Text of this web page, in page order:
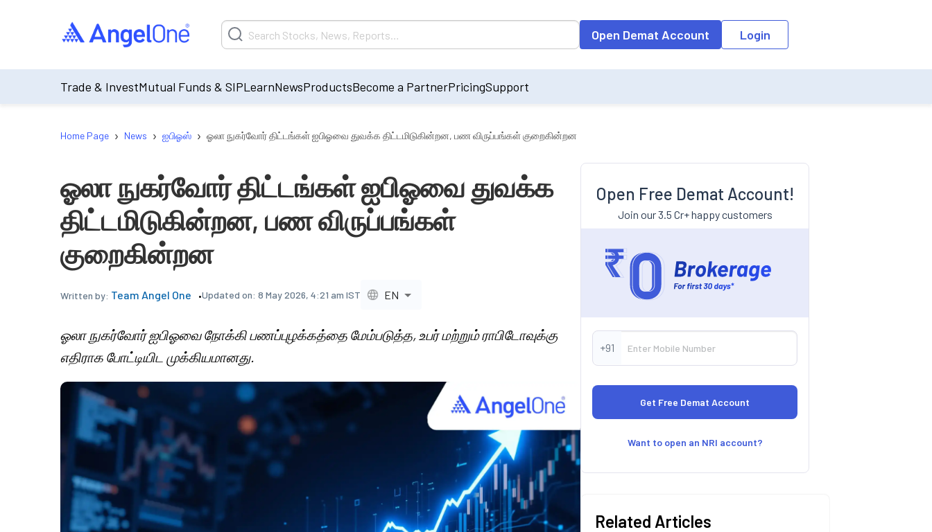
Open Demat Account Login
Trade & InvestMutual Funds & SIPLearnNewsProductsBecome a PartnerPricingSupport
Home Page › News › ஐபிஓஸ் › ஓலா நுகர்வோர் திட்டங்கள் ஐபிஓவை துவக்க திட்டமிடுகின்றன, பண விருப்பங்கள் குறைகின்றன
ஓலா நுகர்வோர் திட்டங்கள் ஐபிஓவை துவக்க
திட்டமிடுகின்றன, பண விருப்பங்கள்
குறைகின்றன
Written by: Team Angel One Updated on: 8 May 2026, 4:21 am IST EN
ஓலா நுகர்வோர் ஐபிஓவை நோக்கி பணப்புழக்கத்தை மேம்படுத்த, உபர் மற்றும் ராபிடோவுக்கு
எதிராக போட்டியிட முக்கியமானது.
Open Free Demat Account!
Join our 3.5 Cr+ happy customers
+91
Want to open an NRI account?
Related Articles